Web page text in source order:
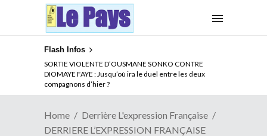
Flash Infos
SORTIE VIOLENTE D’OUSMANE SONKO CONTRE
DIOMAYE FAYE : Jusqu’où ira le duel entre les deux
compagnons d’hier ?
Home
Derrière L'expression Française
DERRIERE L’EXPRESSION FRANÇAISE